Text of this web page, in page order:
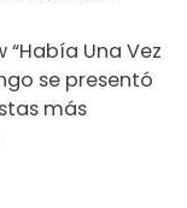
Una Vez
se presentó
más